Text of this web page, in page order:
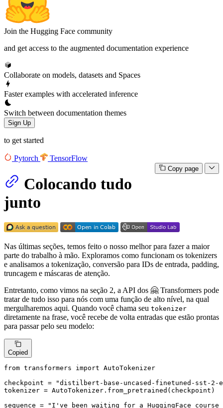
Join the Hugging Face community
and get access to the augmented documentation experience
Collaborate on models, datasets and Spaces
Faster examples with accelerated inference
Switch between documentation themes
Sign Up
to get started
Pytorch TensorFlow
Copy page
Colocando tudo
junto
Nas últimas seções, temos feito o nosso melhor para fazer a maior
parte do trabalho à mão. Exploramos como funcionam os tokenizers
e analisamos a tokenização, conversão para IDs de entrada, padding,
truncagem e máscaras de atenção.
Entretanto, como vimos na seção 2, a API dos 🤗 Transformers pode
tratar de tudo isso para nós com uma função de alto nível, na qual
mergulharemos aqui. Quando você chama seu tokenizer
diretamente na frase, você recebe de volta entradas que estão prontas
para passar pelo seu modelo:
Copied
from transformers import AutoTokenizer
checkpoint =
"distilbert-base-uncased-finetuned-sst-2-
tokenizer = AutoTokenizer.from_pretrained(checkpoint)
sequence =
"I've been waiting for a HuggingFace